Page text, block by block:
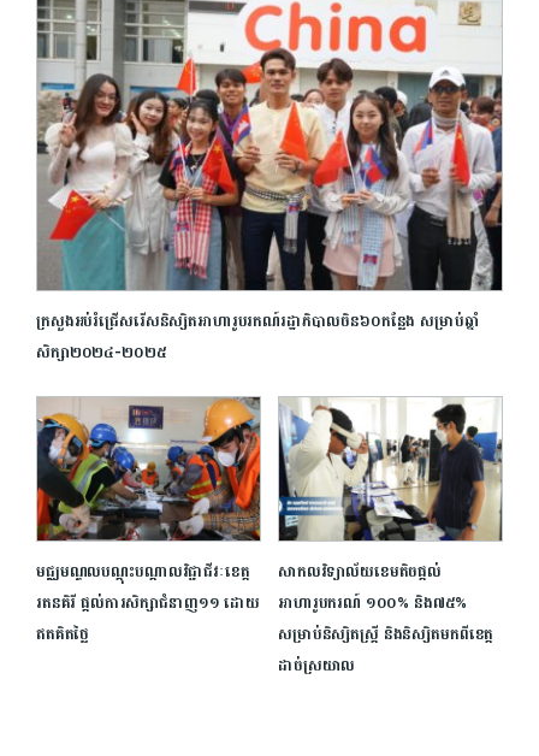
ក្រសួងអប់រំជ្រើសរើសនិស្សិតអាហារូបរកណ៍រដ្ឋាភិបាលចិន៦០កន្លែង សម្រាប់ឆ្នាំ
សិក្សា២០២៤-២០២៥
មជ្ឈមណ្ឌល​បណ្ដុះបណ្ដាល​វិជ្ជាជីវៈ​ខេត្ត​
រតនគិរី ផ្តល់​ការ​សិក្សា​ជំនាញ១១ ដោយ​
ឥតគិតថ្លៃ
សាកលវិទ្យាល័យខេមតិចផ្ដល់
អាហារូបករណ៍ ១០០% និង៧៥%
សម្រាប់និស្សិតស្រ្តី និងនិស្សិតមកពីខេត្ត
ដាច់ស្រយាល